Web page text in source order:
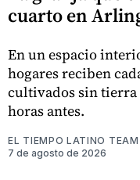
cuarto en
En un espacio
hogares reciben
cultivados sin tierra
horas antes.
EL TIEMPO LATINO TEAM
7 de agosto de 2026